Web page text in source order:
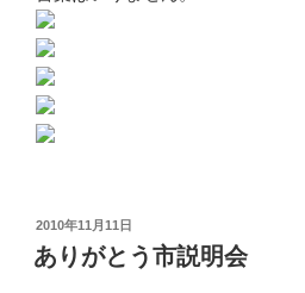
投
稿
日:
2010年11月11日
ありがとう市説明会